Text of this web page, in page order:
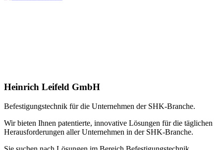
Heinrich Leifeld GmbH
Befestigungstechnik für die Unternehmen der SHK-Branche.
Wir bieten Ihnen patentierte, innovative Lösungen für die täglichen
Herausforderungen aller Unternehmen in der SHK-Branche.